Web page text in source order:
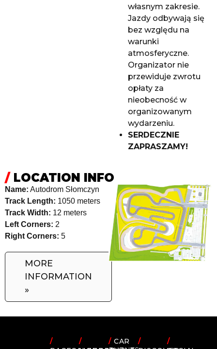
własnym zakresie.
Jazdy odbywają się
bez względu na
warunki
atmosferyczne.
Organizator nie
przewiduje zwrotu
opłaty za
nieobecność w
organizowanym
wydarzeniu.
SERDECZNIE
ZAPRASZAMY!
/LOCATION INFO
Name: Autodrom Słomczyn
Track Length: 1050 meters
Track Width: 12 meters
Left Corners: 2
Right Corners: 5
MORE
INFORMATION
»
/
/
/CAR
/
/